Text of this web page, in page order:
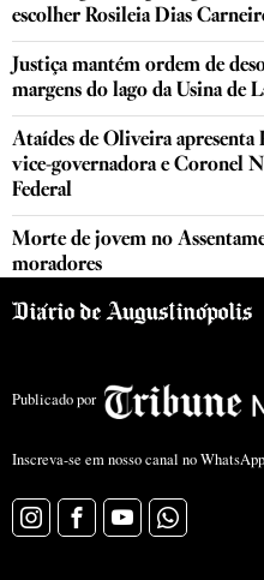
escolher Rosileia Dias
Justiça mantém ordem de
margens do lago da Usina de
Ataídes de Oliveira
vice-governadora e Coronel
Federal
Morte de jovem no
moradores
Publicado por
Inscreva-se em nosso canal no WhatsApp